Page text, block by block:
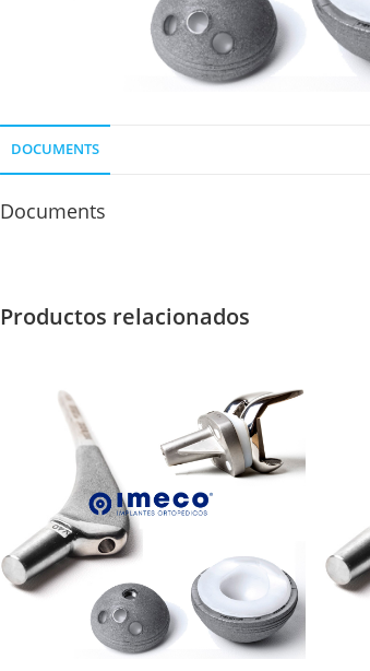
DOCUMENTS
Documents
Productos relacionados